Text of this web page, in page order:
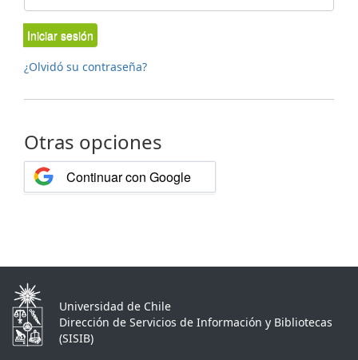
Iniciar sesión
¿Olvidó su contraseña?
Otras opciones
Continuar con Google
Universidad de Chile
Dirección de Servicios de Información y Bibliotecas
(SISIB)